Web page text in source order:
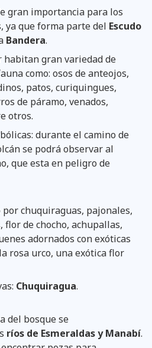
gran importancia para los
ya que forma parte del Escudo
Bandera.
habitan gran variedad de
como: osos de anteojos,
patos, curiquingues,
de páramo, venados,
otros.
durante el camino de
se podrá observar al
que esta en peligro de
por chuquiraguas, pajonales,
flor de chocho, achupallas,
adornados con exóticas
rosa urco, una exótica flor
Chuquiragua.
del bosque se
ríos de Esmeraldas y Manabí.